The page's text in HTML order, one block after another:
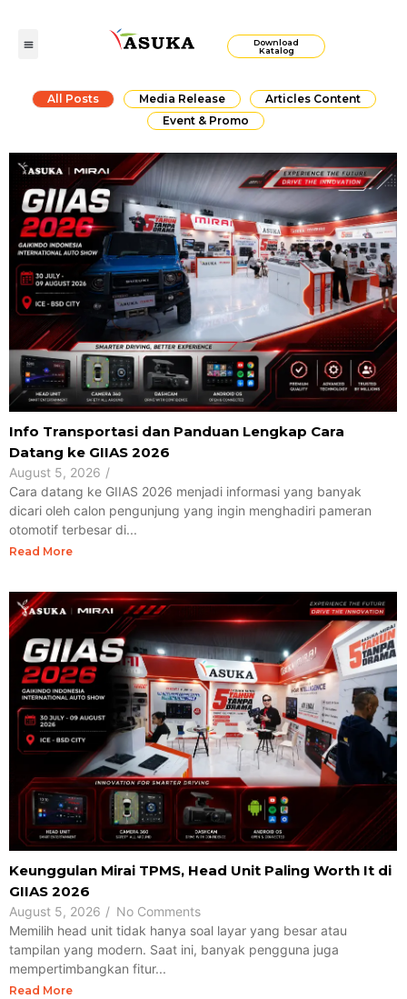
Download
Katalog
All Posts Media Release
Articles Content
Event & Promo
Info Transportasi dan Panduan Lengkap Cara
Datang ke GIIAS 2026
August 5, 2026 /
Cara datang ke GIIAS 2026 menjadi informasi yang banyak
dicari oleh calon pengunjung yang ingin menghadiri pameran
otomotif terbesar di...
Read More
Keunggulan Mirai TPMS, Head Unit Paling Worth It di
GIIAS 2026
August 5, 2026 / No Comments
Memilih head unit tidak hanya soal layar yang besar atau
tampilan yang modern. Saat ini, banyak pengguna juga
mempertimbangkan fitur...
Read More